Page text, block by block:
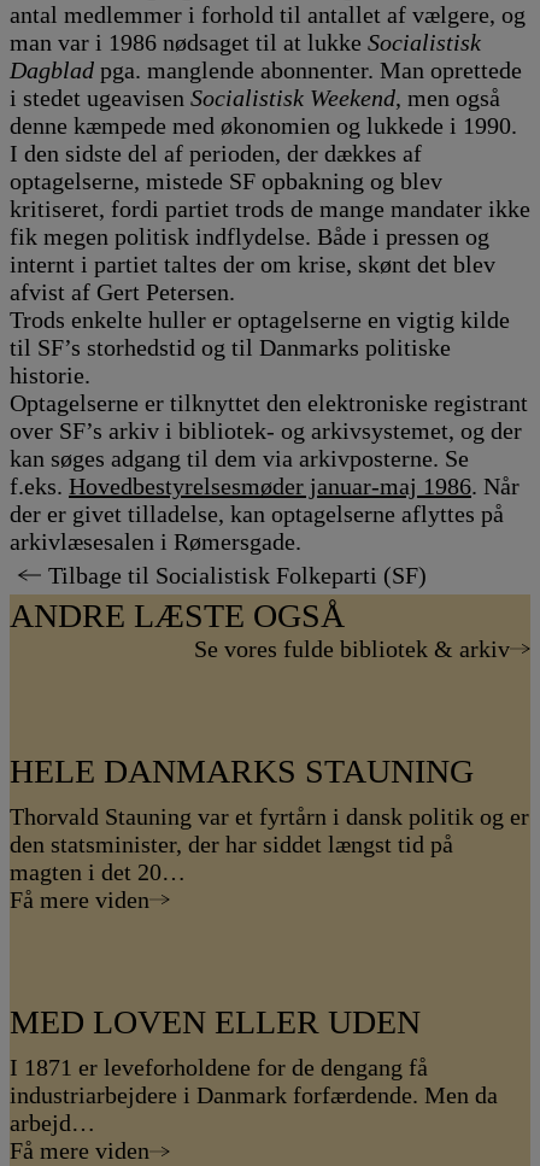
antal medlemmer i forhold til antallet af vælgere, og
man var i 1986 nødsaget til at lukke Socialistisk
Dagblad pga. manglende abonnenter. Man oprettede
i stedet ugeavisen Socialistisk Weekend, men også
denne kæmpede med økonomien og lukkede i 1990.
I den sidste del af perioden, der dækkes af
optagelserne, mistede SF opbakning og blev
kritiseret, fordi partiet trods de mange mandater ikke
fik megen politisk indflydelse. Både i pressen og
internt i partiet taltes der om krise, skønt det blev
afvist af Gert Petersen.
Trods enkelte huller er optagelserne en vigtig kilde
til SF’s storhedstid og til Danmarks politiske
historie.
Optagelserne er tilknyttet den elektroniske registrant
over SF’s arkiv i bibliotek- og arkivsystemet, og der
kan søges adgang til dem via arkivposterne. Se
f.eks. Hovedbestyrelsesmøder januar-maj 1986. Når
der er givet tilladelse, kan optagelserne aflyttes på
arkivlæsesalen i Rømersgade.
Tilbage til Socialistisk Folkeparti (SF)
ANDRE LÆSTE OGSÅ
Se vores fulde bibliotek & arkiv
HELE DANMARKS STAUNING
Thorvald Stauning var et fyrtårn i dansk politik og er
den statsminister, der har siddet længst tid på
magten i det 20…
Få mere viden
MED LOVEN ELLER UDEN
I 1871 er leveforholdene for de dengang få
industriarbejdere i Danmark forfærdende. Men da
arbejd…
Få mere viden